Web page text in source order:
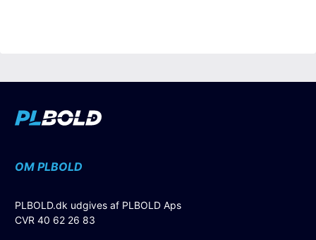
OM PLBOLD
PLBOLD.dk udgives af PLBOLD Aps
CVR 40 62 26 83